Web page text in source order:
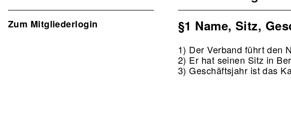
Zum Mitgliederlogin
Verband
2nd
Level
§1 Name, Sitz,
1) Der Verband führt den
2) Er hat seinen Sitz in
3) Geschäftsjahr ist das